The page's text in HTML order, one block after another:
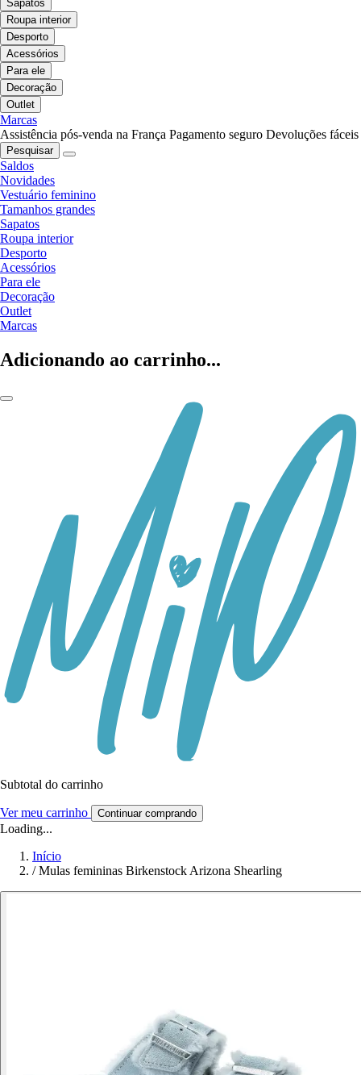
Sapatos
Roupa interior
Desporto
Acessórios
Para ele
Decoração
Outlet
Marcas
Assistência pós-venda na França Pagamento seguro Devoluções fáceis
Pesquisar
Saldos
Novidades
Vestuário feminino
Tamanhos grandes
Sapatos
Roupa interior
Desporto
Acessórios
Para ele
Decoração
Outlet
Marcas
Adicionando ao carrinho...
Subtotal do carrinho
Ver meu carrinho Continuar comprando
Loading...
Início
/ Mulas femininas Birkenstock Arizona Shearling